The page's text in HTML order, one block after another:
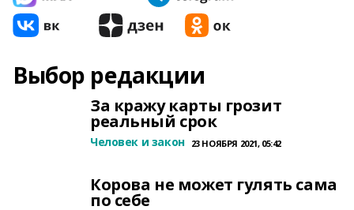
Выбор редакции
За кражу карты грозит
реальный срок
Человек и закон 23 НОЯБРЯ 2021, 05:42
Корова не может гулять сама
по себе